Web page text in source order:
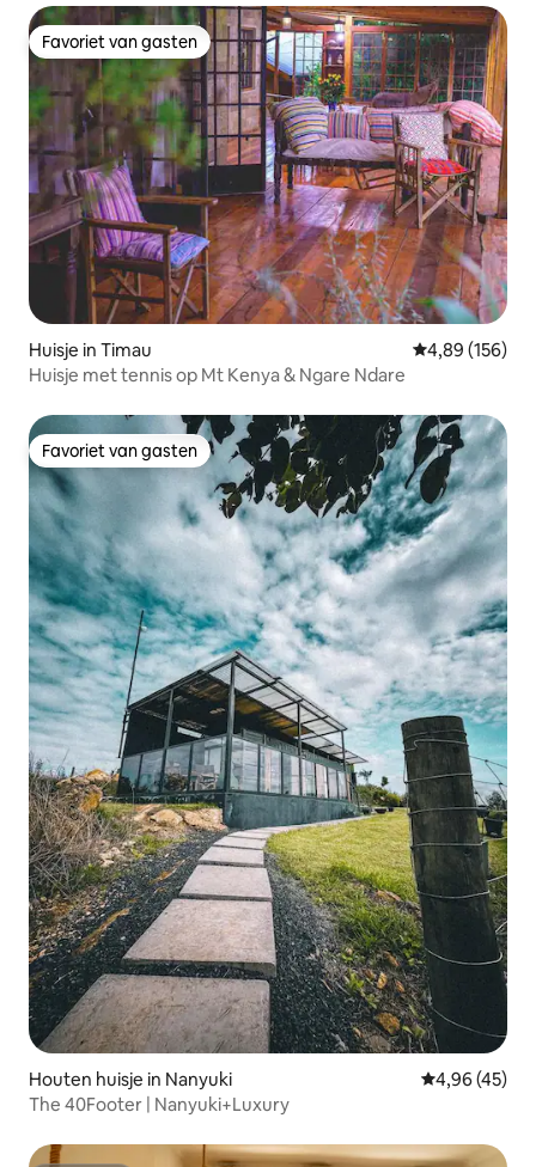
Favoriet van gasten
Favoriet van gasten
Huisje in Timau Gemiddelde
4,89 (156)
Huisje met tennis op Mt Kenya & Ngare Ndare
Favoriet van gasten
Favoriet van gasten
Houten huisje in Nanyuki Gemiddelde
4,96 (45)
The 40Footer | Nanyuki+Luxury